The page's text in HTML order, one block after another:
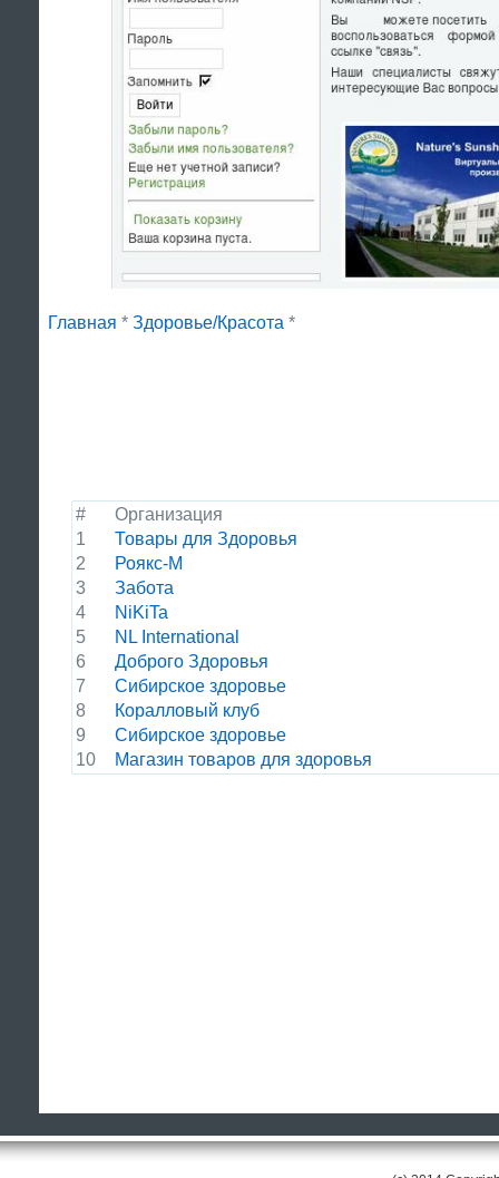
Главная * Здоровье/Красота *
#
Организация
1
Товары для Здоровья
2
Роякс-М
3
Забота
4
NiKiTa
5
NL International
6
Доброго Здоровья
7
Сибирское здоровье
8
Коралловый клуб
9
Сибирское здоровье
10
Магазин товаров для здоровья